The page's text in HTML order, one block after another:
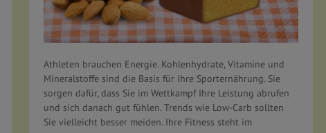
Athleten brauchen Energie. Kohlenhydrate, Vitamine und
Mineralstoffe sind die Basis für Ihre Sporternährung. Sie
sorgen dafür, dass Sie im Wettkampf Ihre Leistung abrufen
und sich danach gut fühlen. Trends wie Low-Carb sollten
Sie vielleicht besser meiden. Ihre Fitness steht im